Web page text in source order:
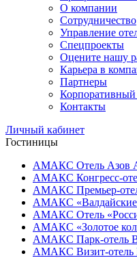
О компании
Сотрудничество
Управление
Спецпроекты
Оцените нашу
Карьера в
Партнеры
Корпоративный
Контакты
Личный кабинет
Гостиницы
АМАКС Отель ‎Азов
АМАКС Конгресс-
АМАКС Премьер-
АМАКС «‎Валдайские
АМАКС Отель
АМАКС «‎Золотое
АМАКС Парк-отель
АМАКС Визит-отель